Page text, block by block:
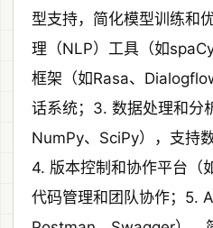
型支持，简化模型训练和
理（NLP）工具（如
框架（如Rasa、
话系统；3. 数据处理和分
NumPy、SciPy），支持
4. 版本控制和协作平台
代码管理和团队协作；5.